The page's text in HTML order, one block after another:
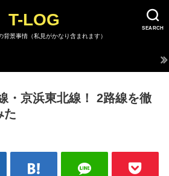
SEARCH
T-LOG
背景事情（私見がかなり含まれます）
・京浜東北線！ 2路線を徹
た